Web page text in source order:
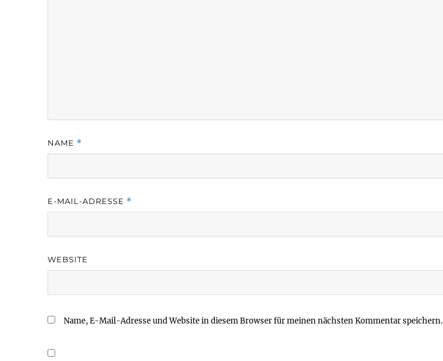
NAME *
E-MAIL-ADRESSE *
WEBSITE
Name, E-Mail-Adresse und Website in diesem Browser für meinen nächsten Kommentar speichern.